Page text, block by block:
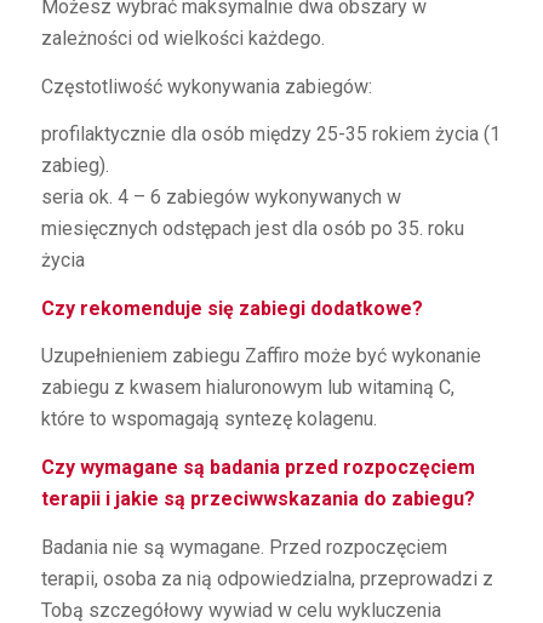
Możesz wybrać maksymalnie dwa obszary w
zależności od wielkości każdego.
Częstotliwość wykonywania zabiegów:
profilaktycznie dla osób między 25-35 rokiem życia (1
zabieg).
seria ok. 4 – 6 zabiegów wykonywanych w
miesięcznych odstępach jest dla osób po 35. roku
życia
Czy rekomenduje się zabiegi dodatkowe?
Uzupełnieniem zabiegu Zaffiro może być wykonanie
zabiegu z kwasem hialuronowym lub witaminą C,
które to wspomagają syntezę kolagenu.
Czy wymagane są badania przed rozpoczęciem
terapii i jakie są przeciwwskazania do zabiegu?
Badania nie są wymagane. Przed rozpoczęciem
terapii, osoba za nią odpowiedzialna, przeprowadzi z
Tobą szczegółowy wywiad w celu wykluczenia